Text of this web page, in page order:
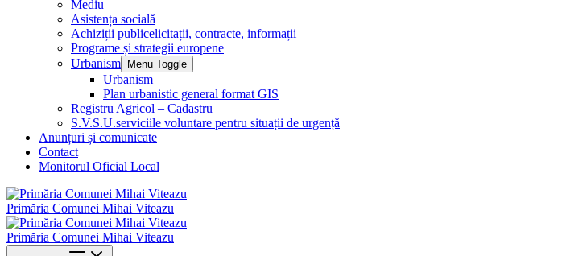
Mediu
Asistența socială
Achiziții publicelicitații, contracte, informații
Programe și strategii europene
Urbanism
Menu Toggle
Urbanism
Plan urbanistic general format GIS
Registru Agricol – Cadastru
S.V.S.U.serviciile voluntare pentru situații de urgență
Anunțuri și comunicate
Contact
Monitorul Oficial Local
Primăria Comunei Mihai Viteazu
Primăria Comunei Mihai Viteazu